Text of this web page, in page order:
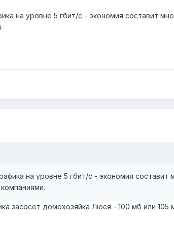
на уровне 5 гбит/с - экономия составит
на уровне 5 гбит/с - экономия составит
засосет домохозяйка Люся - 100 мб или